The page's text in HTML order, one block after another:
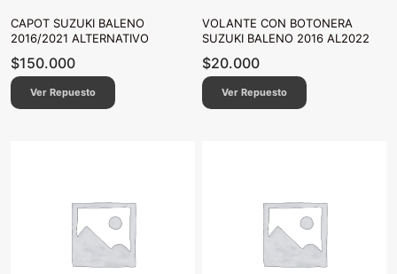
CAPOT SUZUKI BALENO
2016/2021 ALTERNATIVO
$150.000
Ver Repuesto
VOLANTE CON BOTONERA
SUZUKI BALENO 2016 AL2022
$20.000
Ver Repuesto